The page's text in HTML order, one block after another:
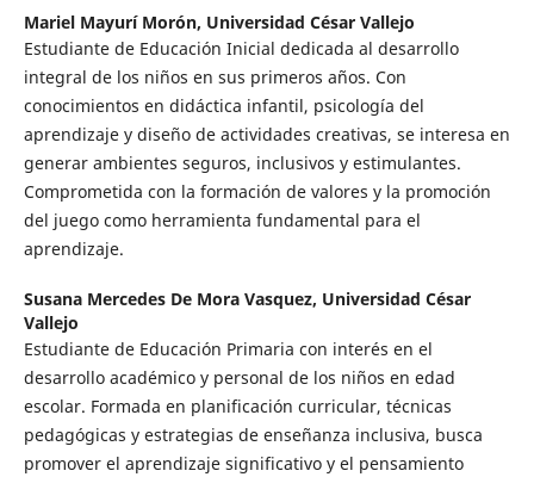
Mariel Mayurí Morón, Universidad César Vallejo
Estudiante de Educación Inicial dedicada al desarrollo
integral de los niños en sus primeros años. Con
conocimientos en didáctica infantil, psicología del
aprendizaje y diseño de actividades creativas, se interesa en
generar ambientes seguros, inclusivos y estimulantes.
Comprometida con la formación de valores y la promoción
del juego como herramienta fundamental para el
aprendizaje.
Susana Mercedes De Mora Vasquez, Universidad César
Vallejo
Estudiante de Educación Primaria con interés en el
desarrollo académico y personal de los niños en edad
escolar. Formada en planificación curricular, técnicas
pedagógicas y estrategias de enseñanza inclusiva, busca
promover el aprendizaje significativo y el pensamiento